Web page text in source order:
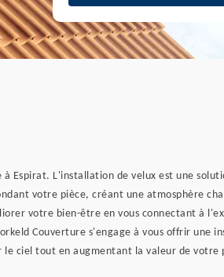
Espirat. L'installation de velux est une
votre pièce, créant une atmosphère
votre bien-être en vous connectant à
Couverture s'engage à vous offrir une
ciel tout en augmentant la valeur de votre